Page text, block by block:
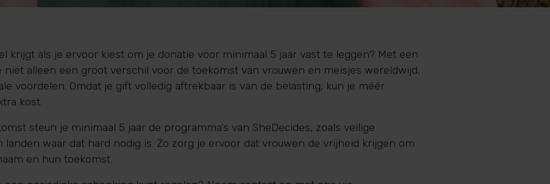
krijgt als je ervoor kiest om je donatie voor minimaal 5 jaar vast te leggen? Met een
niet alleen een groot verschil voor de toekomst van vrouwen en meisjes wereldwijd,
voordelen. Omdat je gift volledig aftrekbaar is van de belasting, kun je méér
kost.
steun je minimaal 5 jaar de programma’s van SheDecides, zoals veilige
waar dat hard nodig is. Zo zorg je ervoor dat vrouwen de vrijheid krijgen om
en hun toekomst.